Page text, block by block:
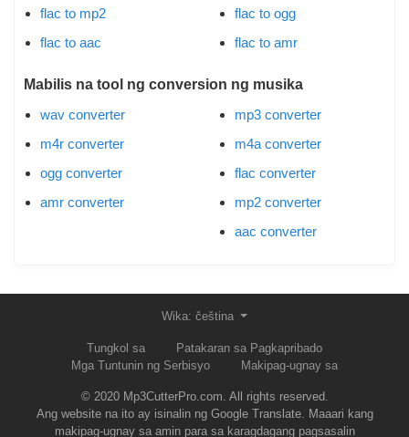
flac to mp2
flac to aac
flac to ogg
flac to amr
Mabilis na tool ng conversion ng musika
wav converter
m4r converter
ogg converter
amr converter
mp3 converter
m4a converter
flac converter
mp2 converter
aac converter
Wika: čeština
Tungkol sa
Patakaran sa Pagkapribado
Mga Tuntunin ng Serbisyo
Makipag-ugnay sa
© 2020 Mp3CutterPro.com. All rights reserved.
Ang website na ito ay isinalin ng Google Translate. Maaari kang
makipag-ugnay sa amin para sa karagdagang pagsasalin